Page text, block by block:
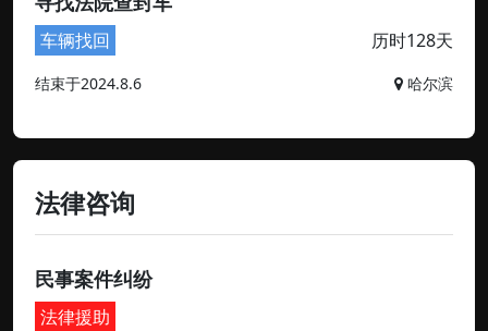
车辆找回 历时128天
结束于2024.8.6 哈尔滨
法律咨询
民事案件纠纷
法律援助